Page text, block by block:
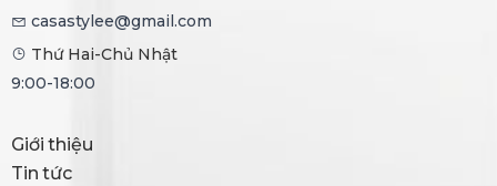
casastylee@gmail.com
Thứ Hai-Chủ Nhật
9:00-18:00
Giới thiệu
Tin tức